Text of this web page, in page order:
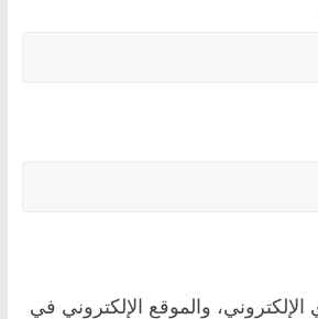
والموقع الإلكتروني في